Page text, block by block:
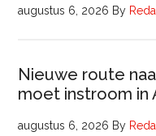
augustus 6, 2026 By
Nieuwe route
moet instroom in
augustus 6, 2026 By